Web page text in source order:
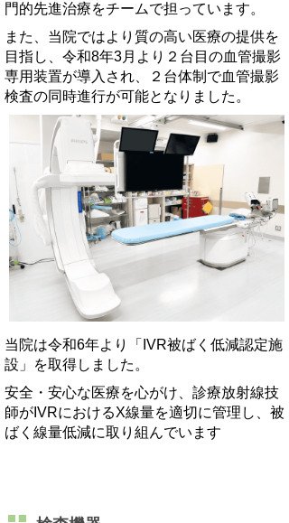
門的先進治療をチームで担っています。
また、当院ではより質の高い医療の提供を
目指し、令和8年3月より２台目の血管撮影
専用装置が導入され、２台体制で血管撮影
検査の同時進行が可能となりました。
当院は令和6年より「IVR被ばく低減認定施
設」を取得しました。
安全・安心な医療を心がけ、診療放射線技
師がIVRにおけるX線量を適切に管理し、被
ばく線量低減に取り組んでいます